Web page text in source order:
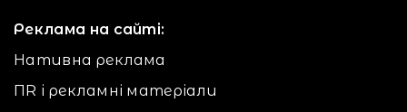
Реклама на сайті:
Нативна реклама
ПR і рекламні матеріали